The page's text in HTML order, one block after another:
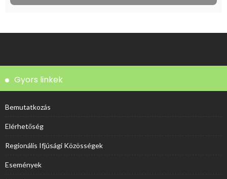
Gyors linkek
Bemutatkozás
Elérhetőség
Regionális Ifjúsági Közösségek
Események